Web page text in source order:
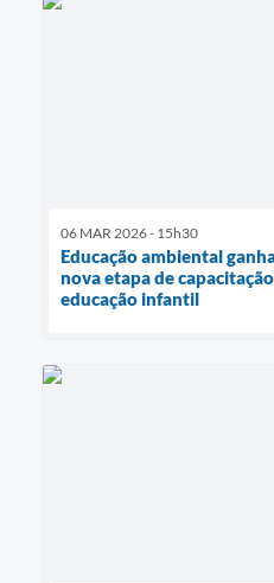
06 MAR 2026 - 15h30
Educação ambiental
nova etapa de
educação infantil